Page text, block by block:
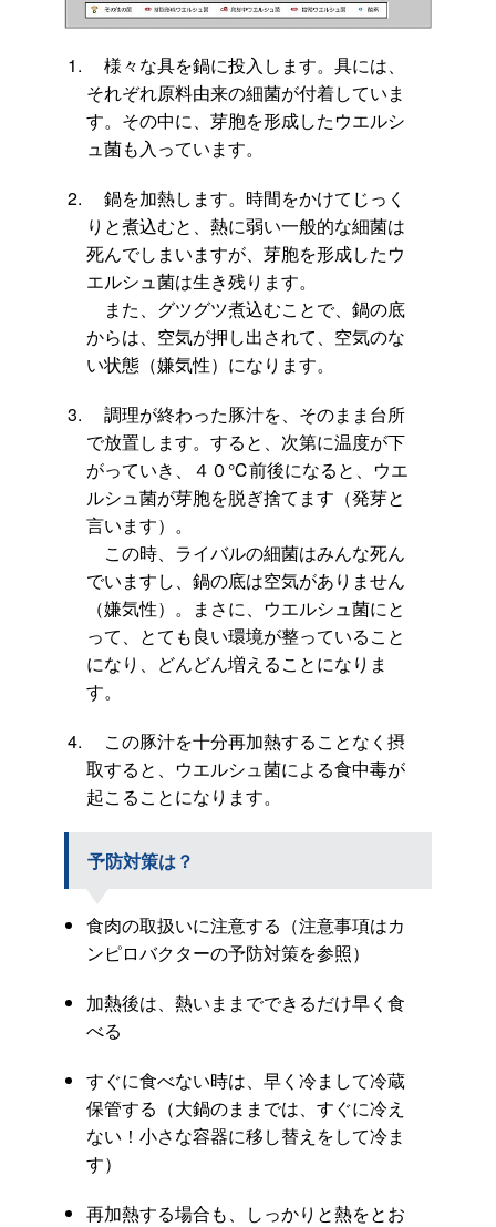
様々な具を鍋に投入します。具には、
それぞれ原料由来の細菌が付着していま
す。その中に、芽胞を形成したウエルシ
ュ菌も入っています。
鍋を加熱します。時間をかけてじっく
りと煮込むと、熱に弱い一般的な細菌は
死んでしまいますが、芽胞を形成したウ
エルシュ菌は生き残ります。
また、グツグツ煮込むことで、鍋の底
からは、空気が押し出されて、空気のな
い状態（嫌気性）になります。
調理が終わった豚汁を、そのまま台所
で放置します。すると、次第に温度が下
がっていき、４０℃前後になると、ウエ
ルシュ菌が芽胞を脱ぎ捨てます（発芽と
言います）。
この時、ライバルの細菌はみんな死ん
でいますし、鍋の底は空気がありません
（嫌気性）。まさに、ウエルシュ菌にと
って、とても良い環境が整っていること
になり、どんどん増えることになりま
す。
この豚汁を十分再加熱することなく摂
取すると、ウエルシュ菌による食中毒が
起こることになります。
予防対策は？
食肉の取扱いに注意する（注意事項はカ
ンピロバクターの予防対策を参照）
加熱後は、熱いままでできるだけ早く食
べる
すぐに食べない時は、早く冷まして冷蔵
保管する（大鍋のままでは、すぐに冷え
ない！小さな容器に移し替えをして冷ま
す）
再加熱する場合も、しっかりと熱をとお